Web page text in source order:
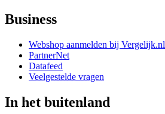
Business
Webshop aanmelden bij Vergelijk.nl
PartnerNet
Datafeed
Veelgestelde vragen
In het buitenland